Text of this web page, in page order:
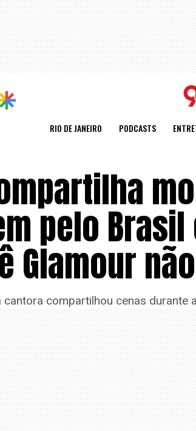
RIO DE JANEIRO PODCASTS
pelo
Glamour
cantora compartilhou cenas durante